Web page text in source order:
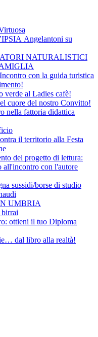
Angelantoni su
NATURALISTICI
con la guida turistica
verde al Ladies cafè!
cuore del nostro Convitto!
nella fattoria didattica
il territorio alla Festa
del progetto di lettura:
all'incontro con l'autore
sussidi/borse di studio
UMBRIA
birrai
ottieni il tuo Diploma
dal libro alla realtà!